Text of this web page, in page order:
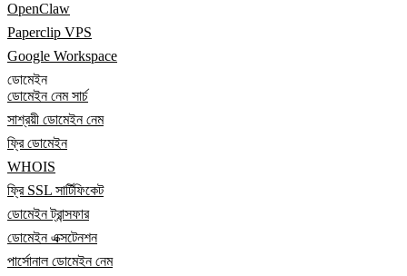
OpenClaw
Paperclip VPS
Google Workspace
ডোমেইন
ডোমেইন নেম সার্চ
সাশ্রয়ী ডোমেইন নেম
ফ্রি ডোমেইন
WHOIS
ফ্রি SSL সার্টিফিকেট
ডোমেইন ট্রান্সফার
ডোমেইন এক্সটেনশন
পার্সোনাল ডোমেইন নেম